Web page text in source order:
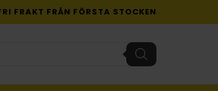
FRAKT FRÅN FÖRSTA STOCKEN